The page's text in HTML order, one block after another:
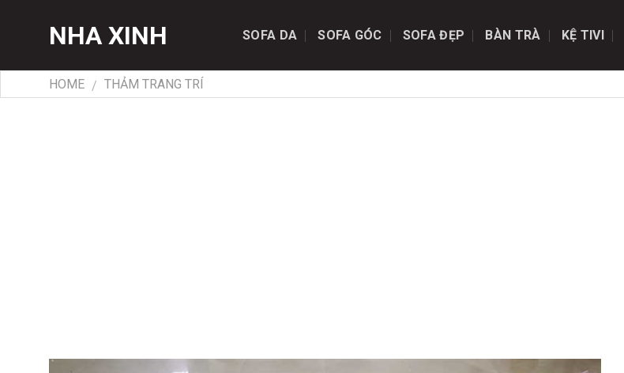
NHA XINH SOFA DA SOFA GÓC SOFA ĐẸP BÀN TRÀ KỆ TIVI
HOME / THẢM TRANG TRÍ